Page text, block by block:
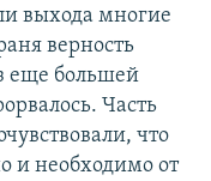
выхода многие
верность
еще большей
Часть
что
и необходимо от